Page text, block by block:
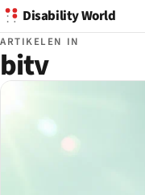
Disability World
ARTIKELEN IN
bitv